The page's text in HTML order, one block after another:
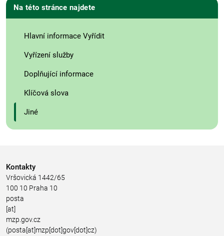
Na této stránce najdete
Hlavní informace Vyřídit
Vyřízení služby
Doplňující informace
Klíčová slova
Jiné
Kontakty
Vršovická 1442/65
100 10 Praha 10
posta
[at]
mzp.gov.cz
(posta[at]mzp[dot]gov[dot]cz)